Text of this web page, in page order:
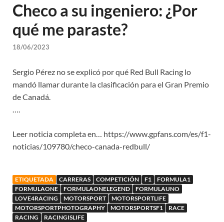
Checo a su ingeniero: ¿Por
qué me paraste?
18/06/2023
Sergio Pérez no se explicó por qué Red Bull Racing lo
mandó llamar durante la clasificación para el Gran Premio
de Canadá.
….
Leer noticia completa en… https://www.gpfans.com/es/f1-
noticias/109780/checo-canada-redbull/
ETIQUETADA CARRERAS COMPETICIÓN F1
FORMULA1
FORMULAONE
FORMULAONELEGEND
FORMULAUNO
LOVE4RACING
MOTORSPORT
MOTORSPORTLIFE
MOTORSPORTPHOTOGRAPHY
MOTORSPORTSF1
RACE
RACING
RACINGISLIFE